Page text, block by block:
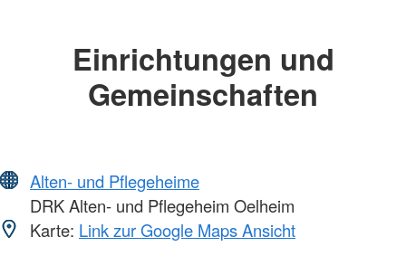
Einrichtungen und
Gemeinschaften
Alten- und Pflegeheime
DRK Alten- und Pflegeheim Oelheim
Karte: Link zur Google Maps Ansicht